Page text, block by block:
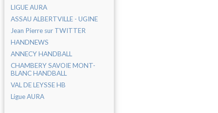
LIGUE AURA
ASSAU ALBERTVILLE - UGINE
Jean Pierre sur TWITTER
HANDNEWS
ANNECY HANDBALL
CHAMBERY SAVOIE MONT-
BLANC HANDBALL
VAL DE LEYSSE HB
Ligue AURA